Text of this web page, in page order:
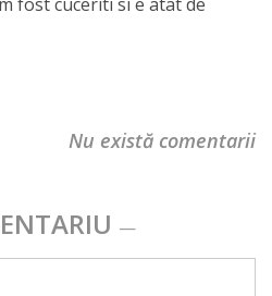
Nu există comentarii